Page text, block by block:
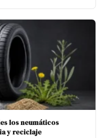
los neumáticos
y reciclaje